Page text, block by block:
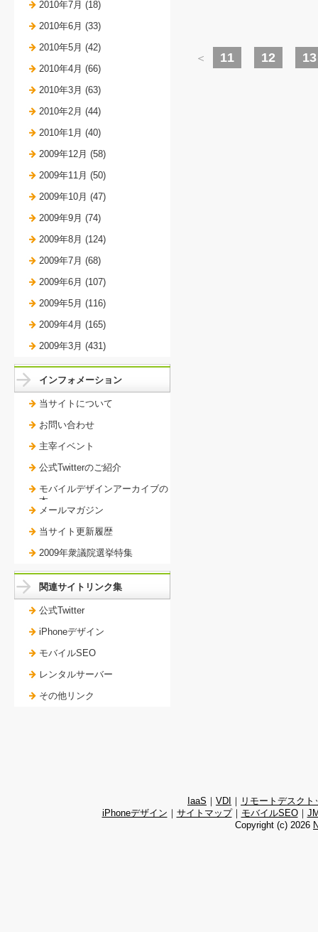
＜ 11 12 13
2010年7月 (18)
2010年6月 (33)
2010年5月 (42)
2010年4月 (66)
2010年3月 (63)
2010年2月 (44)
2010年1月 (40)
2009年12月 (58)
2009年11月 (50)
2009年10月 (47)
2009年9月 (74)
2009年8月 (124)
2009年7月 (68)
2009年6月 (107)
2009年5月 (116)
2009年4月 (165)
2009年3月 (431)
インフォメーション
当サイトについて
お問い合わせ
主宰イベント
公式Twitterのご紹介
モバイルデザインアーカイブの
本。
メールマガジン
当サイト更新履歴
2009年衆議院選挙特集
関連サイトリンク集
公式Twitter
iPhoneデザイン
モバイルSEO
レンタルサーバー
その他リンク
IaaS ｜ VDI ｜ リモートデスクト
iPhoneデザイン ｜ サイトマップ｜ モバイルSEO｜
Copyright (c) 2026